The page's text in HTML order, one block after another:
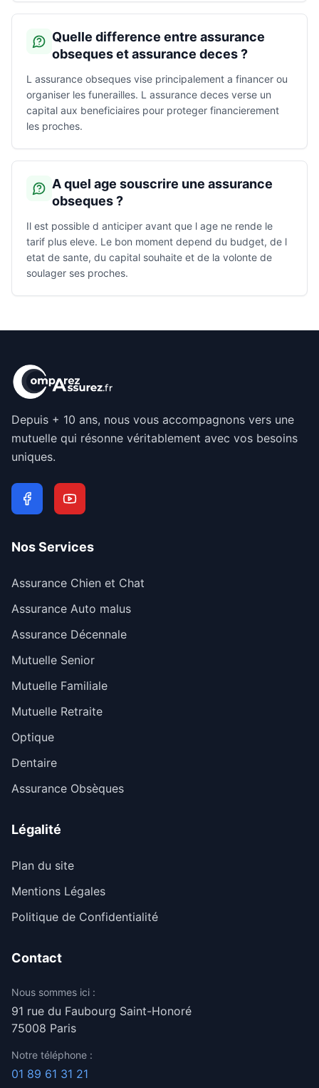
Quelle difference entre assurance
obseques et assurance deces ?
L assurance obseques vise principalement a financer ou
organiser les funerailles. L assurance deces verse un
capital aux beneficiaires pour proteger financierement
les proches.
A quel age souscrire une assurance
obseques ?
Il est possible d anticiper avant que l age ne rende le
tarif plus eleve. Le bon moment depend du budget, de l
etat de sante, du capital souhaite et de la volonte de
soulager ses proches.
Depuis + 10 ans, nous vous accompagnons vers une
mutuelle qui résonne véritablement avec vos besoins
uniques.
Nos Services
Assurance Chien et Chat
Assurance Auto malus
Assurance Décennale
Mutuelle Senior
Mutuelle Familiale
Mutuelle Retraite
Optique
Dentaire
Assurance Obsèques
Légalité
Plan du site
Mentions Légales
Politique de Confidentialité
Contact
Nous sommes ici :
91 rue du Faubourg Saint-Honoré
75008 Paris
Notre téléphone :
01 89 61 31 21